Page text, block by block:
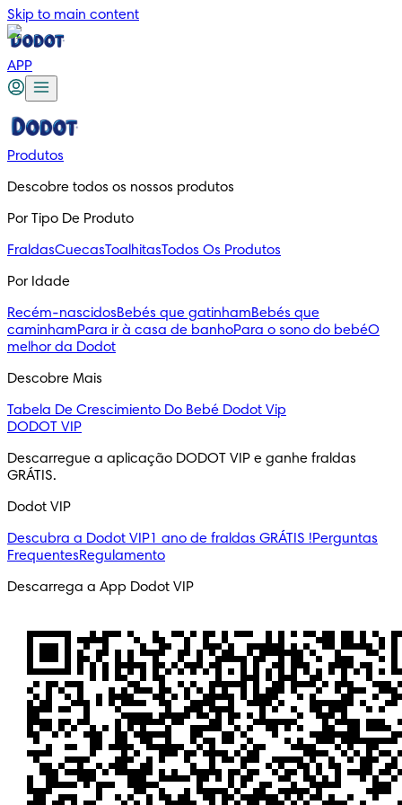
Skip to main content
APP
Produtos
Descobre todos os nossos produtos
Por Tipo De Produto
FraldasCuecasToalhitasTodos Os Produtos
Por Idade
Recém-nascidosBebés que gatinhamBebés que
caminhamPara ir à casa de banhoPara o sono do bebéO
melhor da Dodot
Descobre Mais
Tabela De Crescimiento Do Bebé Dodot Vip
DODOT VIP
Descarregue a aplicação DODOT VIP e ganhe fraldas
GRÁTIS.
Dodot VIP
Descubra a Dodot VIP1 ano de fraldas GRÁTIS !Perguntas
FrequentesRegulamento
Descarrega a App Dodot VIP